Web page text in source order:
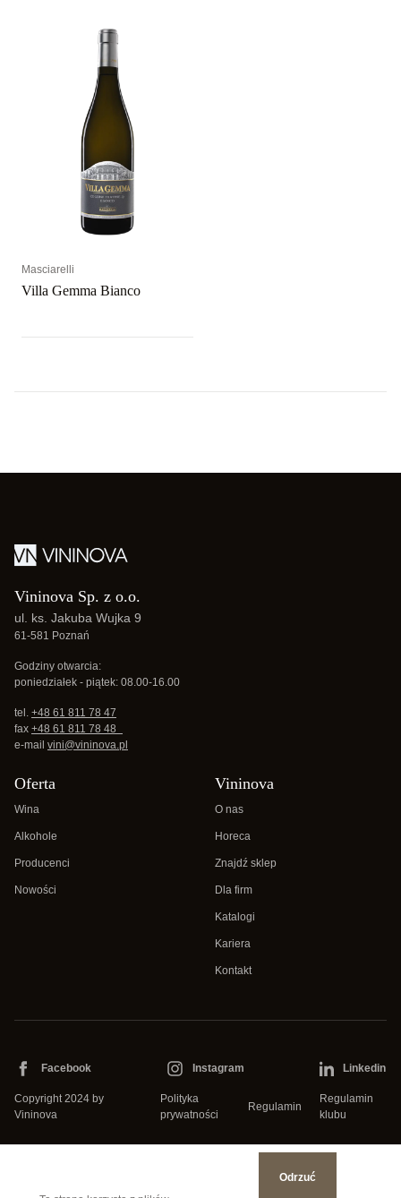
Masciarelli
Villa Gemma Bianco
Vininova Sp. z o.o.
ul. ks. Jakuba Wujka 9
61-581 Poznań
Godziny otwarcia:
poniedziałek - piątek: 08.00-16.00
tel. +48 61 811 78 47
fax +48 61 811 78 48
e-mail vini@vininova.pl
Oferta
Wina
Alkohole
Producenci
Nowości
Vininova
O nas
Horeca
Znajdź sklep
Dla firm
Katalogi
Kariera
Kontakt
Copyright 2024 by
Vininova
Polityka
prywatności
Regulamin
Regulamin
klubu
Facebook Instagram Linkedin
Odrzuć